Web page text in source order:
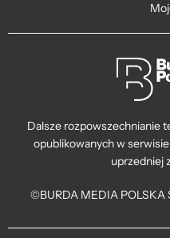
Dalsze rozpowszechnianie
opublikowanych w
uprzedniej
©BURDA MEDIA POLSKA